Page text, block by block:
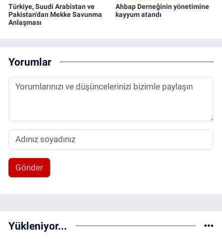
Türkiye, Suudi Arabistan ve
Pakistan'dan Mekke Savunma
Anlaşması
Ahbap Derneğinin yönetimine
kayyum atandı
Yorumlar
Gönder
Yükleniyor...